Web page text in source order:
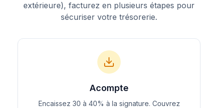
extérieure), facturez en plusieurs étapes pour
sécuriser votre trésorerie.
Acompte
Encaissez 30 à 40% à la signature. Couvrez